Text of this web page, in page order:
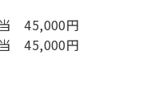
45,000円
45,000円